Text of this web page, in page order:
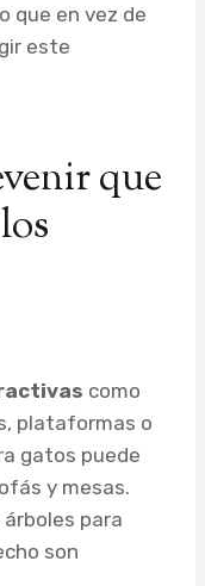
que en vez de
este
que
como
plataformas o
gatos puede
y mesas.
para
son